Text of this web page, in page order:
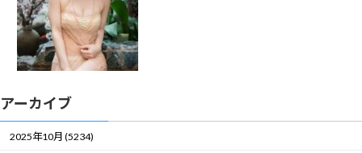
アーカイブ
2025年10月 (5234)